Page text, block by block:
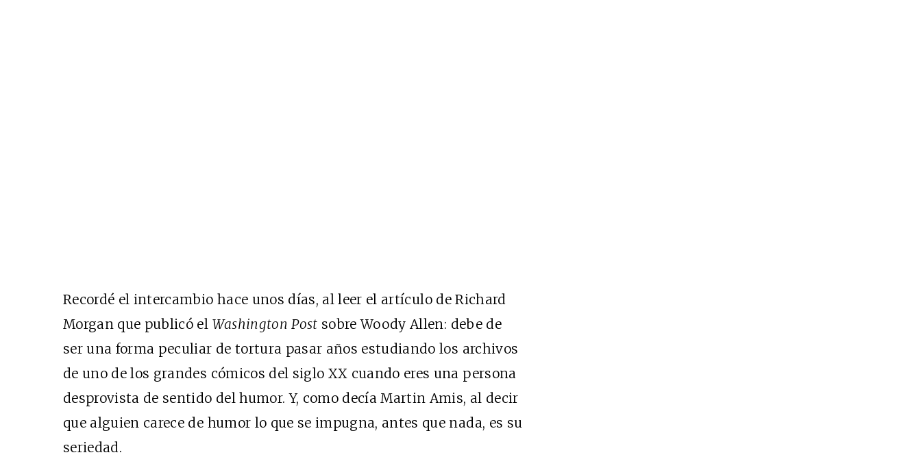
Recordé el intercambio hace unos días, al leer el artículode Richard
Morgan que publicó el Washington Post sobre Woody Allen: debe de
ser una forma peculiar de tortura pasar años estudiando los archivos
de uno de los grandes cómicos del siglo XX cuando eres una persona
desprovista de sentido del humor. Y, como decía Martin Amis, al decir
que alguien carece de humor lo que se impugna, antes que nada, es su
seriedad.